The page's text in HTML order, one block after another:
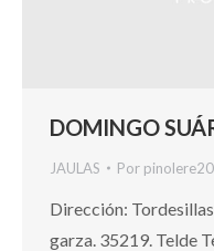
DOMINGO
JAULAS Por
Dirección:
garza. 35219. Telde